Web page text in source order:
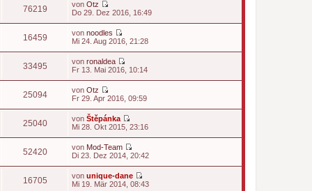
g
i
t
r
g
r
e
i
t
r
a
g
s
t
r
g
76219 von Otz
N
e
s
t
e
r
i
t
r
a
g
Do 29. Dez 2016, 16:49
16459 von noodles
N
e
u
e
s
t
r
e
i
t
r
a
g
Mi 24. Aug 2016, 21:28
33495 von ronaldea
N
e
s
t
e
e
i
t
r
a
g
Fr 13. Mai 2016, 10:14
25094 von Otz
N
e
s
t
e
r
i
t
Fr 29. Apr 2016, 09:59
25040 von Štěpánka
N
e
s
t
e
r
Mi 28. Okt 2015, 23:16
52420 von Mod-Team
N
e
s
Di 23. Dez 2014, 20:42
16705 von unique-dane
N
Mi 19. Mär 2014, 08:43